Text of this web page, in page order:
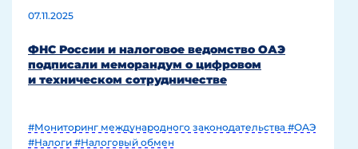
07.11.2025
ФНС России и налоговое ведомство ОАЭ
подписали меморандум о цифровом
и техническом сотрудничестве
#Мониторинг международного законодательства #ОАЭ
#Налоги #Налоговый обмен